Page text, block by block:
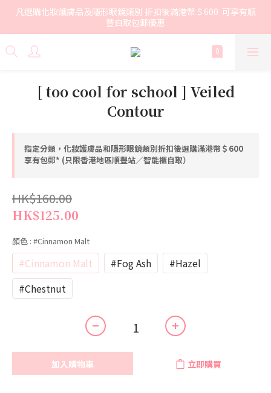
凡選購化妝護膚品及隱形眼鏡類別 折扣後滿港幣＄600  可享有順
豐自取包郵優惠
[ too cool for school ] Veiled
Contour
指定分類，化妝護膚品和隱形眼鏡類別折扣後選購滿港幣＄600
享有包郵* (只限香港地區順豐站／智能櫃自取）
HK$160.00
HK$125.00
顏色 : #Cinnamon Malt
#Cinnamon Malt #Fog Ash
#Hazel
#Chestnut
加入購物車 立即購買